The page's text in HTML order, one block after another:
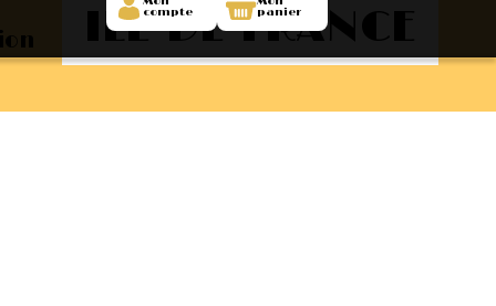
compte
panier
ILE-DE-FRANCE